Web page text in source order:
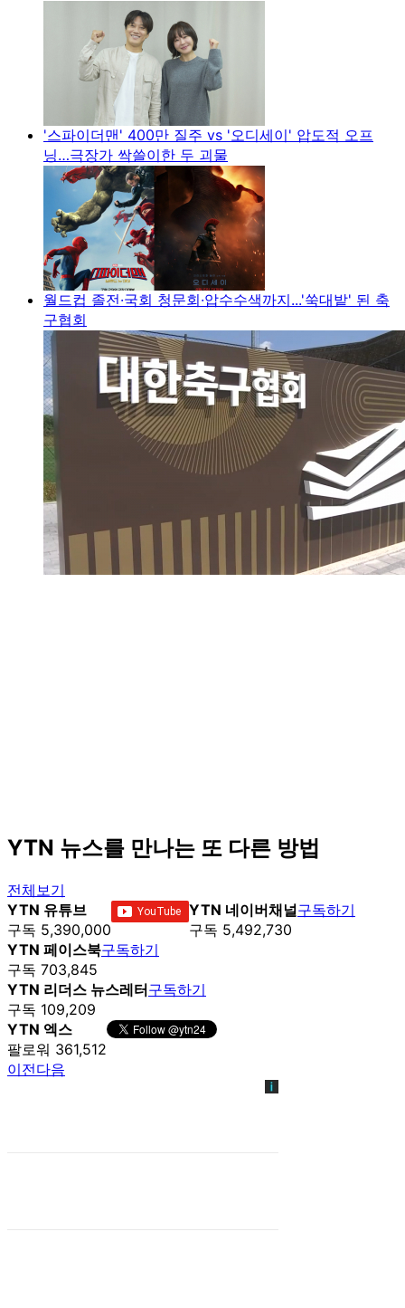
'스파이더맨' 400만 질주 vs '오디세이' 압도적 오프
닝…극장가 싹쓸이한 두 괴물
월드컵 졸전·국회 청문회·압수수색까지...'쑥대밭' 된 축
구협회
YTN 뉴스를 만나는 또 다른 방법
전체보기
YTN 유튜브
구독 5,390,000
YTN 네이버채널
구독 5,492,730
구독하기
YTN 페이스북
구독 703,845
구독하기
YTN 리더스 뉴스레터
구독 109,209
구독하기
YTN 엑스
팔로워 361,512
이전다음